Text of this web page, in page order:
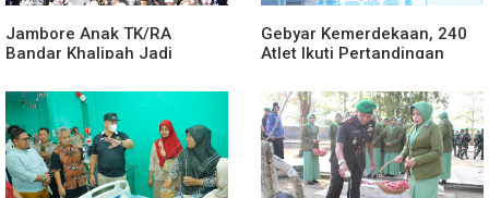
Jambore Anak TK/RA
Bandar Khalipah Jadi
Gebyar Kemerdekaan, 240
Atlet Ikuti Pertandingan